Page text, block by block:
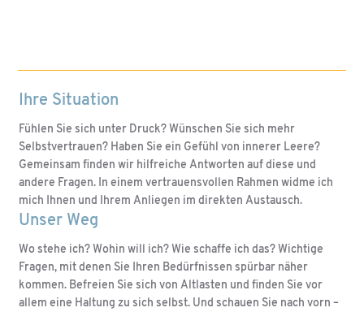
Ihre Situation
Fühlen Sie sich unter Druck? Wünschen Sie sich mehr
Selbstvertrauen? Haben Sie ein Gefühl von innerer Leere?
Gemeinsam finden wir hilfreiche Antworten auf diese und
andere Fragen. In einem vertrauensvollen Rahmen widme ich
mich Ihnen und Ihrem Anliegen im direkten Austausch.
Unser Weg
Wo stehe ich? Wohin will ich? Wie schaffe ich das? Wichtige
Fragen, mit denen Sie Ihren Bedürfnissen spürbar näher
kommen. Befreien Sie sich von Altlasten und finden Sie vor
allem eine Haltung zu sich selbst. Und schauen Sie nach vorn –